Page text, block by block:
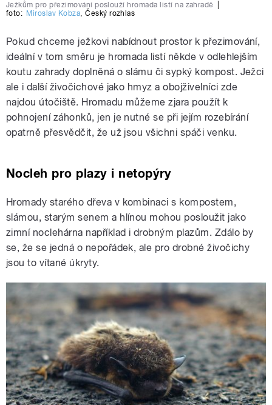
Ježkům pro přezimování poslouží hromada listí na zahradě
foto: Miroslav Kobza,Český rozhlas
Pokud chceme ježkovi nabídnout prostor k přezimování,
ideální v tom směru je hromada listí někde v odlehlejším
koutu zahrady doplněná o slámu či sypký kompost. Ježci
ale i další živočichové jako hmyz a obojživelníci zde
najdou útočiště. Hromadu můžeme zjara použít k
pohnojení záhonků, jen je nutné se při jejím rozebírání
opatrně přesvědčit, že už jsou všichni spáči venku.
Nocleh pro plazy i netopýry
Hromady starého dřeva v kombinaci s kompostem,
slámou, starým senem a hlínou mohou posloužit jako
zimní noclehárna například i drobným plazům. Zdálo by
se, že se jedná o nepořádek, ale pro drobné živočichy
jsou to vítané úkryty.